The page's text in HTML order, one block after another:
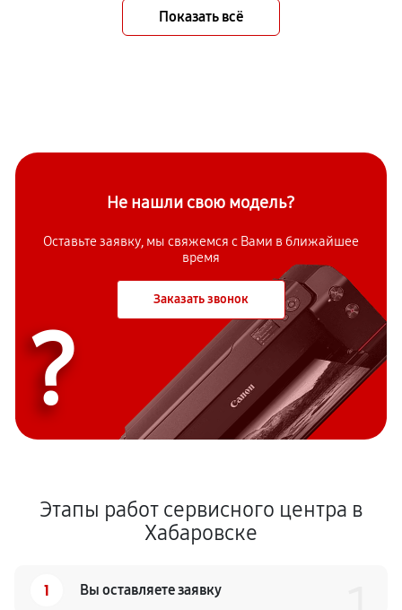
Показать всё
Не нашли свою модель?
Оставьте заявку, мы свяжемся с Вами в ближайшее
время
Заказать звонок
?
Этапы работ сервисного центра в
Хабаровске
1 Вы оставляете заявку